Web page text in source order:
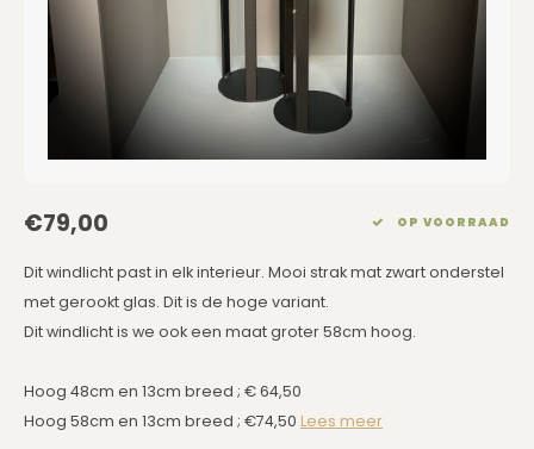
Eetkamerstoelen
Barkrukken
Rechthoekige Lampenkappen
Schuine Lampenkappen
Pet Lampenkappen
Kussens Roze
Kussens Goud
Kussens SALE
Kaarsen
Dienbladen / Schalen
Zuilen
Asleigh & Burwood
€79,00 OP VOORRAAD
Dit windlicht past in elk interieur. Mooi strak mat zwart onderstel
met gerookt glas. Dit is de hoge variant.
Dit windlicht is we ook een maat groter 58cm hoog.
Hoog 48cm en 13cm breed ; € 64,50
Hoog 58cm en 13cm breed ; €74,50 Lees meer